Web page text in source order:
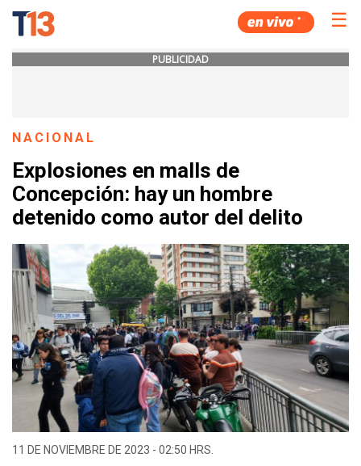
☰
PUBLICIDAD
NACIONAL
Explosiones en malls de
Concepción: hay un hombre
detenido como autor del delito
11 DE NOVIEMBRE DE 2023 - 02:50 HRS.